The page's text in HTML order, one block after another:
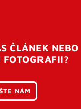
ČLÁNEK NEBO
NÁM